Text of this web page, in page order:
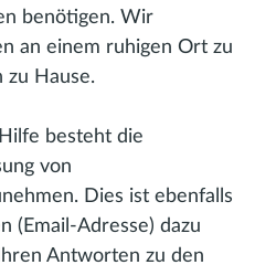
benötigen. Wir
an einem ruhigen Ort zu
zu Hause.
besteht die
von
Dies ist ebenfalls
(Email-Adresse) dazu
Antworten zu den